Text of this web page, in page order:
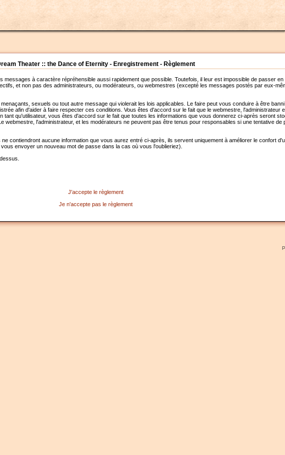
Theater :: the Dance of Eternity - Enregistrement - Règlement
à caractère répréhensible aussi rapidement que possible. Toutefois, il leur est impossible de passer
et non pas des administrateurs, ou modérateurs, ou webmestres (excepté les messages postés par eux-
sexuels ou tout autre message qui violerait les lois applicables. Le faire peut vous conduire à être
afin d'aider à faire respecter ces conditions. Vous êtes d'accord sur le fait que le webmestre, l'administrateur
qu'utilisateur, vous êtes d'accord sur le fait que toutes les informations que vous donnerez ci-après seront
l'administrateur, et les modérateurs ne peuvent pas être tenus pour responsables si une tentative de
contiendront aucune information que vous aurez entré ci-après, ils servent uniquement à améliorer le confort
envoyer un nouveau mot de passe dans la cas où vous l'oublieriez).
J'accepte le règlement
Je n'accepte pas le règlement